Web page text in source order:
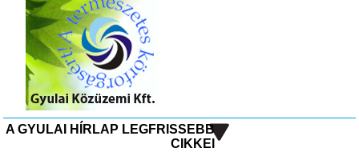
A GYULAI HÍRLAP LEGFRISSEBB
CIKKEI